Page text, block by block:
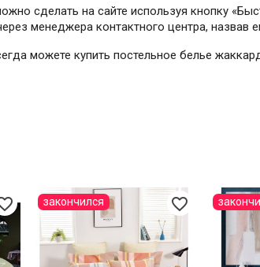
сделать на сайте используя кнопку
менеджера контактного центра, назвав
можете купить постельное белье
favorite_border
закончился